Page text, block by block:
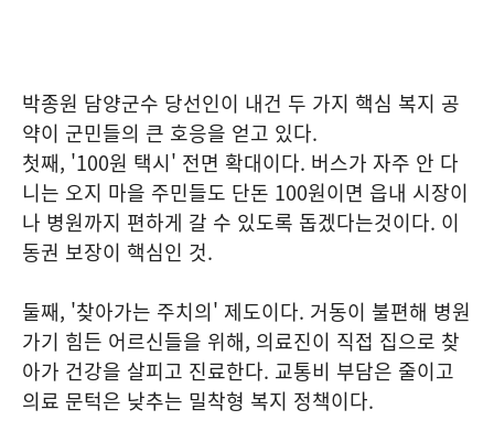
박종원 담양군수 당선인이 내건 두 가지 핵심 복지 공
약이 군민들의 큰 호응을 얻고 있다.
첫째, '100원 택시' 전면 확대이다. 버스가 자주 안 다
니는 오지 마을 주민들도 단돈 100원이면 읍내 시장이
나 병원까지 편하게 갈 수 있도록 돕겠다는것이다. 이
동권 보장이 핵심인 것.
둘째, '찾아가는 주치의' 제도이다. 거동이 불편해 병원
가기 힘든 어르신들을 위해, 의료진이 직접 집으로 찾
아가 건강을 살피고 진료한다. 교통비 부담은 줄이고
의료 문턱은 낮추는 밀착형 복지 정책이다.